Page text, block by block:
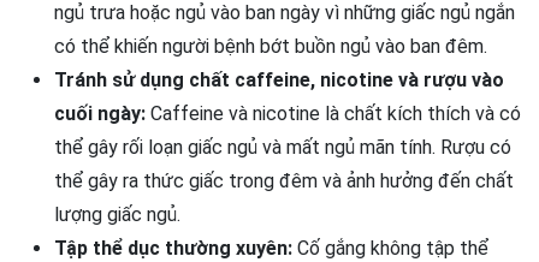
ngủ trưa hoặc ngủ vào ban ngày vì những giấc ngủ ngắn
có thể khiến người bệnh bớt buồn ngủ vào ban đêm.
Tránh sử dụng chất caffeine, nicotine và rượu vào
cuối ngày: Caffeine và nicotine là chất kích thích và có
thể gây rối loạn giấc ngủ và mất ngủ mãn tính. Rượu có
thể gây ra thức giấc trong đêm và ảnh hưởng đến chất
lượng giấc ngủ.
Tập thể dục thường xuyên: Cố gắng không tập thể